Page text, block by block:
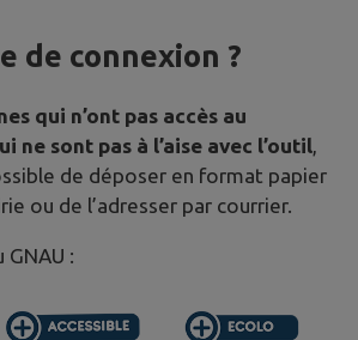
de connexion ?
qui n’ont pas accès au
ne sont pas à l’aise avec l’outil,
de déposer en format papier
ou de l’adresser par courrier.
GNAU :